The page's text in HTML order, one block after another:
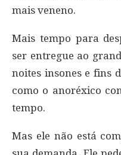
mais veneno.
Mais tempo para
ser entregue ao
noites insones e fins
como o anoréxico
tempo.
Mas ele não está